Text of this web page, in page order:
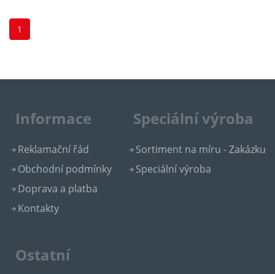
1
Informace
Reklamační řád
Obchodní podmínky
Doprava a platba
Kontakty
Speciální výroba
Sortiment na míru - Zakázku
Speciální výroba
Ostatní